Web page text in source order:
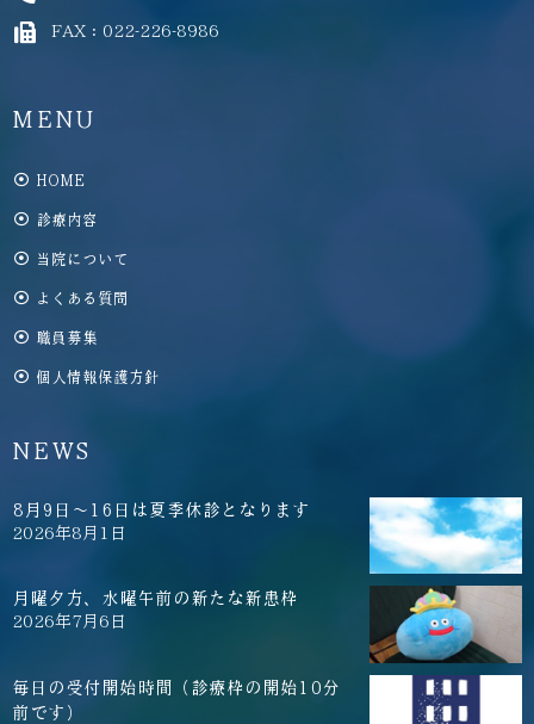
FAX：022-226-8986
MENU
HOME
診療内容
当院について
よくある質問
職員募集
個人情報保護方針
NEWS
8月9日～16日は夏季休診となります
2026年8月1日
月曜夕方、水曜午前の新たな新患枠
2026年7月6日
毎日の受付開始時間（診療枠の開始10分
前です）